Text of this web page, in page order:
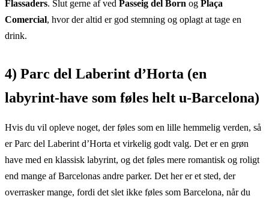
Flassaders. Slut gerne af ved Passeig del Born og Plaça
Comercial, hvor der altid er god stemning og oplagt at tage en
drink.
4) Parc del Laberint d’Horta (en
labyrint-have som føles helt u-Barcelona)
Hvis du vil opleve noget, der føles som en lille hemmelig verden, så
er Parc del Laberint d’Horta et virkelig godt valg. Det er en grøn
have med en klassisk labyrint, og det føles mere romantisk og roligt
end mange af Barcelonas andre parker. Det her er et sted, der
overrasker mange, fordi det slet ikke føles som Barcelona, når du